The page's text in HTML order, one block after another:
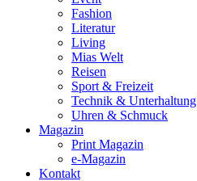
Fashion
Literatur
Living
Mias Welt
Reisen
Sport & Freizeit
Technik & Unterhaltung
Uhren & Schmuck
Magazin
Print Magazin
e-Magazin
Kontakt